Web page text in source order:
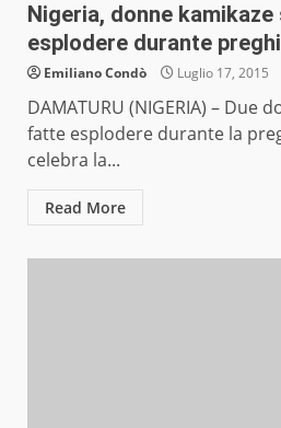
Nigeria, donne
esplodere durante
Emiliano Condò Luglio 17, 2015
DAMATURU (NIGERIA) – Due
fatte esplodere durante la
celebra la...
Read More